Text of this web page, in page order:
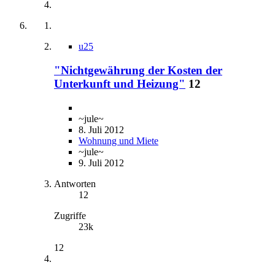
u25
"Nichtgewährung der Kosten der
Unterkunft und Heizung" 12
~jule~
8. Juli 2012
Wohnung und Miete
~jule~
9. Juli 2012
Antworten
12
Zugriffe
23k
12